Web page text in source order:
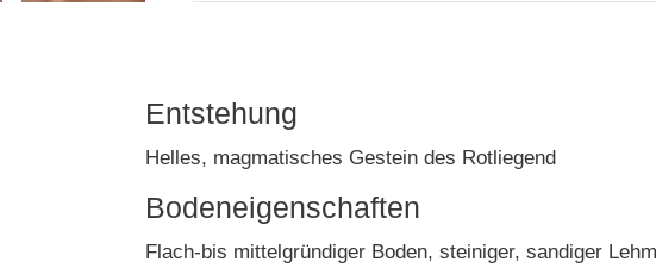
Entstehung
Helles, magmatisches Gestein des Rotliegend
Bodeneigenschaften
Flach-bis mittelgründiger Boden, steiniger, sandiger